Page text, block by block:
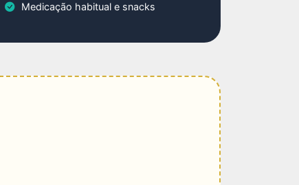
Medicação habitual e snacks